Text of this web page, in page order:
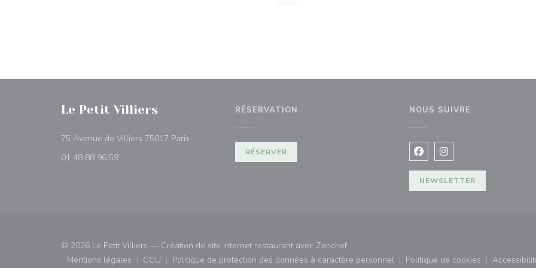
Le Petit Villiers
75 Avenue de Villiers 75017 Paris
01 48 88 96 59
RÉSERVATION
RÉSERVER
NOUS SUIVRE
Facebook ((ouvre une
Instagram ((ouvre une
NEWSLETTER
© 2026 Le Petit Villiers — Création de site internet restaurant avec Zenchef((ouvre une nouvelle fenêtre))
Mentions légales
CGU Politique de protection des données à caractère personnel Politique de cookies